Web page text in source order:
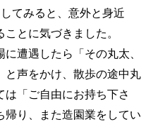
てみると、意外と身近
とに気づきました。
遭遇したら「その丸太、
と声をかけ、散歩の途中丸
は「ご自由にお持ち下さ
帰り、また造園業をしてい